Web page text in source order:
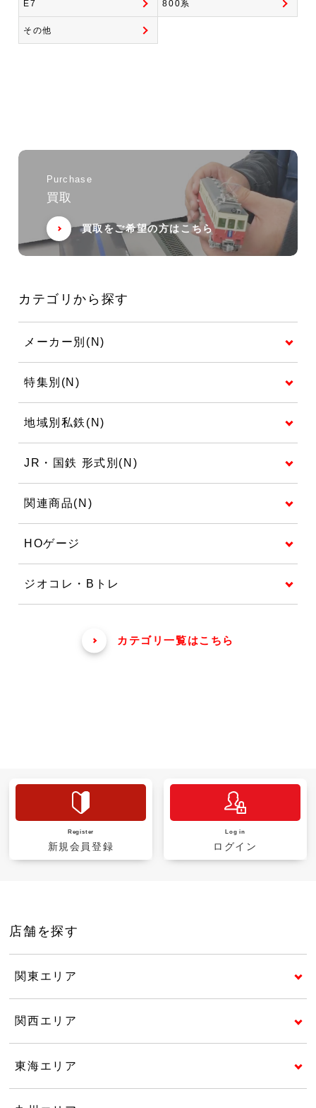
E7 800系
その他
Purchase
買取
買取をご希望の方はこちら
カテゴリから探す
メーカー別(N)
特集別(N)
地域別私鉄(N)
JR・国鉄 形式別(N)
関連商品(N)
HOゲージ
ジオコレ・Bトレ
カテゴリ一覧はこちら
Register
新規会員登録
Log in
ログイン
店舗を探す
関東エリア
関西エリア
東海エリア